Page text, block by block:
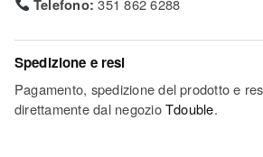
Telefono:
Spedizione e resi
Pagamento, spedizione del prodotto e
direttamente dal negozioTdouble.